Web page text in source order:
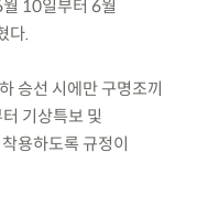
10일부터 6월
다.
승선 시에만 구명조끼
기상특보 및
용하도록 규정이